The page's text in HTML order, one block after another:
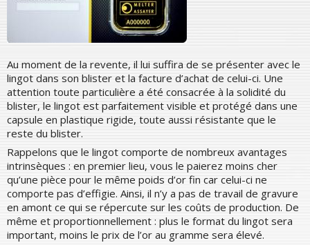
Au moment de la revente, il lui suffira de se présenter avec le
lingot dans son blister et la facture d’achat de celui-ci. Une
attention toute particulière a été consacrée à la solidité du
blister, le lingot est parfaitement visible et protégé dans une
capsule en plastique rigide, toute aussi résistante que le
reste du blister.
Rappelons que le lingot comporte de nombreux avantages
intrinsèques : en premier lieu, vous le paierez moins cher
qu’une pièce pour le même poids d’or fin car celui-ci ne
comporte pas d’effigie. Ainsi, il n’y a pas de travail de gravure
en amont ce qui se répercute sur les coûts de production. De
même et proportionnellement : plus le format du lingot sera
important, moins le prix de l’or au gramme sera élevé.